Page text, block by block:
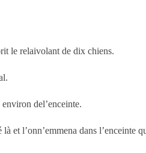
le relaivolant de dix chiens.
del’enceinte.
et l’onn’emmena dans l’enceinte